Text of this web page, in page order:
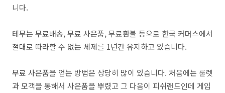
니다.
테무는 무료배송, 무료 사은품, 무료환불 등으로 한국 커머스에서
절대로 따라할 수 없는 체제를 1년간 유지하고 있습니다.
무료 사은품을 얻는 방법은 상당히 많이 있습니다. 처음에는 룰렛
과 모객을 통해서 사은품을 뿌렸고 그 다음이 피쉬랜드인데 게임